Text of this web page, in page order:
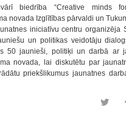
biedrība “Creative minds
novada Izglītības pārvaldi un
iniciatīvu centru organizēja
un politikas veidotāju
50 jaunieši, politiķi un darbā ar
novada, lai diskutētu par
priekšlikumus jaunatnes